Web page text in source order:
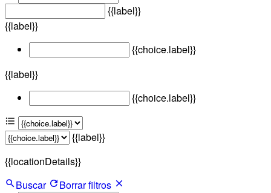
{{label}}
{{label}}
{{choice.label}}
{{label}}
{{choice.label}}
{{label}}
{{locationDetails}}
Buscar
Borrar filtros